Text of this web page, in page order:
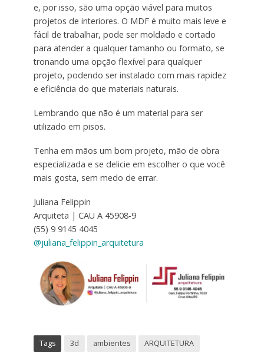
e, por isso, são uma opção viável para muitos
projetos de interiores. O MDF é muito mais leve e
fácil de trabalhar, pode ser moldado e cortado
para atender a qualquer tamanho ou formato, se
tronando uma opção flexível para qualquer
projeto, podendo ser instalado com mais rapidez
e eficiência do que materiais naturais.
Lembrando que não é um material para ser
utilizado em pisos.
Tenha em mãos um bom projeto, mão de obra
especializada e se delicie em escolher o que você
mais gosta, sem medo de errar.
Juliana Felippin
Arquiteta | CAU A 45908-9
(55) 9 9145 4045
@juliana_felippin_arquitetura
Tags 3d ambientes
ARQUITETURA